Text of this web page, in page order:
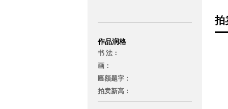
作品润格
书 法：
画：
匾额题字：
拍卖新高：
拍